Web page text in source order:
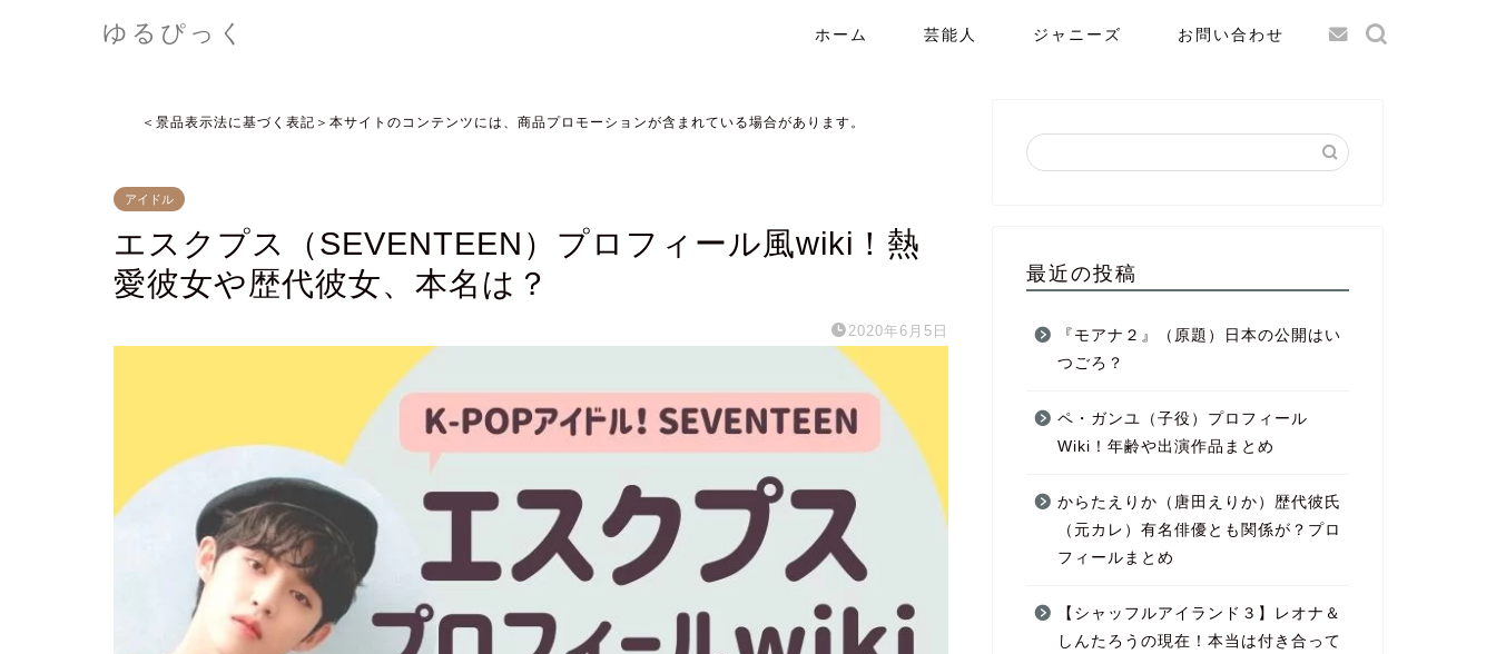
ゆるぴっく ホーム 芸能人 ジャニーズ お問い合わせ
＜景品表示法に基づく表記＞本サイトのコンテンツには、商品プロモーションが含まれている場合があります。
アイドル
エスクプス（SEVENTEEN）プロフィール風wiki！熱
愛彼女や歴代彼女、本名は？
2020年6月5日
最近の投稿
『モアナ２』（原題）日本の公開はい
つごろ？
ペ・ガンユ（子役）プロフィール
Wiki！年齢や出演作品まとめ
からたえりか（唐田えりか）歴代彼氏
（元カレ）有名俳優とも関係が？プロ
フィールまとめ
【シャッフルアイランド３】レオナ＆
しんたろうの現在！本当は付き合って